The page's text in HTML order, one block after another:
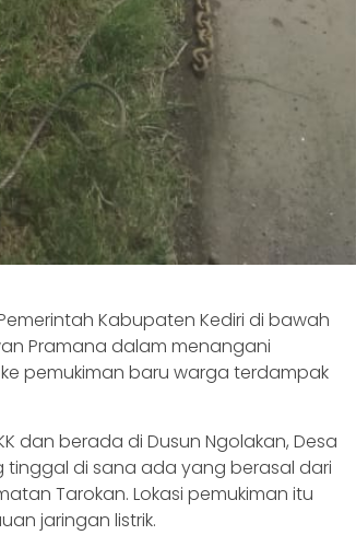
Kabupaten Kediri di bawah
Pramana dalam menangani
pemukiman baru warga terdampak
dan berada di Dusun Ngolakan, Desa
tinggal di sana ada yang berasal dari
Tarokan. Lokasi pemukiman itu
jaringan listrik.